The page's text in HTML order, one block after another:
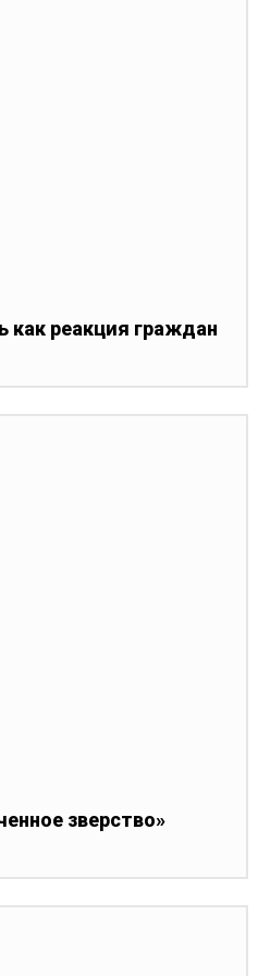
как реакция граждан
зверство»